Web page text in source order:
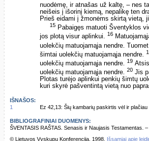
nuodėmę, ir atnašas už kaltę, – nes
neišeis į išorinį kiemą, nepalikę ten
Prieš eidami į žmonėms skirtą vietą,
15 Pabaigęs matuoti Šventyklos
jos plotą visur aplinkui. 16
uolekčių matuojamąja nendre.
šimtai uolekčių matuojamąja nendre.
uolekčių matuojamąja nendre. 19
uolekčių matuojamąja nendre. 20 Jis
Plotas turėjo aplinkui penkių šimtų
kuri skyrė pašventintą vietą nuo
IŠNAŠOS:
1
Ez 42,13: Šių kambarių paskirtis vėl ir
BIBLIOGRAFINIAI DUOMENYS:
ŠVENTASIS RAŠTAS. Senasis ir Naujasis Testamentas.
© Lietuvos Vyskupų Konferencija, 1998.
Išsamiai apie